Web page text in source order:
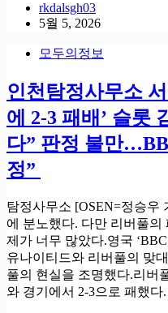
rkdalsgh03
5월 5, 2026
모두의정보
인천탐정사무소
에 2-3 패배’ 슬롯
다” 판정 불만
정”
탐정사무소 [OSEN=정승우
에 분노했다. 다만 리버풀
제가 너무 많았다.영국
유나이티드와 리버풀의 맞
풀의 현실을 조명했다.리버
와 경기에서 2-3으로 패했